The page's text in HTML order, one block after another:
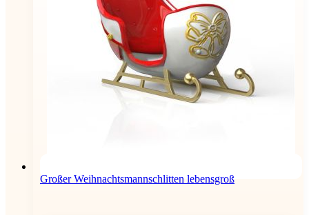
Großer Weihnachtsmannschlitten lebensgroß